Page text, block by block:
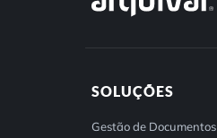
SOLUÇÕES
Gestão de Documentos